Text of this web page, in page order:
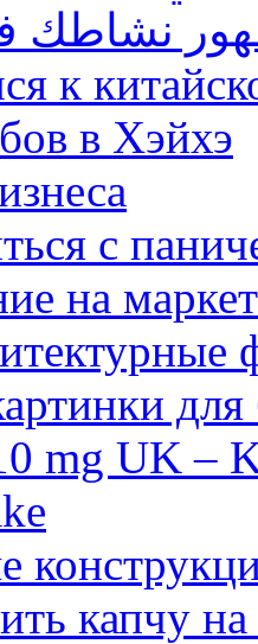
نشاطك
к
в Хэйхэ
с
на
mg UK –
капчу